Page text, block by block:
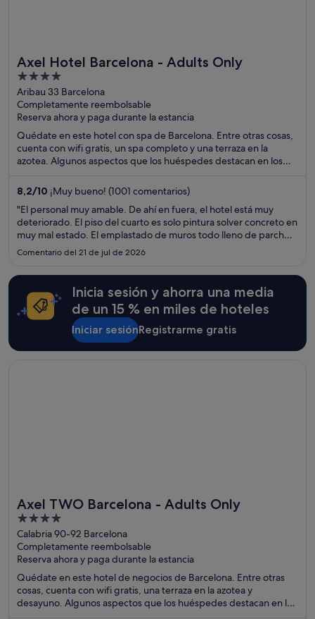
Axel Hotel Barcelona - Adults Only
4
out
of
5
Aribau 33 Barcelona
Completamente reembolsable
Reserva ahora y paga durante la estancia
Quédate en este hotel con spa de Barcelona. Entre otras cosas,
cuenta con wifi gratis, un spa completo y una terraza en la
azotea. Algunos aspectos que los huéspedes destacan en los
atracciones turísticas populares que se encuentran cerca son
Casa Batlló y Paseo de Gracia.
8,2/10 ¡Muy bueno! (1001 comentarios)
"El personal muy amable. De ahí en fuera, el hotel está muy
deteriorado. El piso del cuarto es solo pintura solver concreto en
muy mal estado. El emplastado de muros todo lleno de parches
sin lijar ni pintar. El olor del edificio y de los cuartos es similar al
de una alberca interior, terrible. Los ..."
Comentario del 21 de jul de 2026
Inicia sesión y ahorra una media
de un 15 % en miles de hoteles
Iniciar sesiónRegistrarme gratis
Axel TWO Barcelona - Adults Only
4
out
of
5
Calabria 90-92 Barcelona
Completamente reembolsable
Reserva ahora y paga durante la estancia
Quédate en este hotel de negocios de Barcelona. Entre otras
cosas, cuenta con wifi gratis, una terraza en la azotea y
desayuno. Algunos aspectos que los huéspedes destacan en los